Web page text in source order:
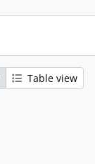
Table view